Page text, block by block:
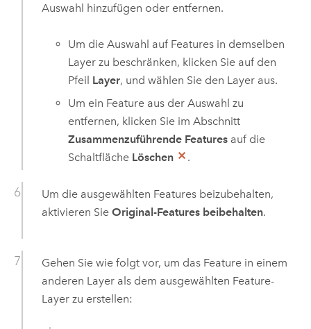
Auswahl hinzufügen oder entfernen.
Um die Auswahl auf Features in demselben
Layer zu beschränken, klicken Sie auf den
Pfeil Layer, und wählen Sie den Layer aus.
Um ein Feature aus der Auswahl zu
entfernen, klicken Sie im Abschnitt
Zusammenzuführende Features auf die
Schaltfläche Löschen .
Um die ausgewählten Features beizubehalten,
aktivieren Sie Original-Features beibehalten.
Gehen Sie wie folgt vor, um das Feature in einem
anderen Layer als dem ausgewählten Feature-
Layer zu erstellen: